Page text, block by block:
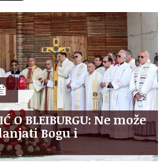
O BLEIBURGU: Ne može
Bogu i